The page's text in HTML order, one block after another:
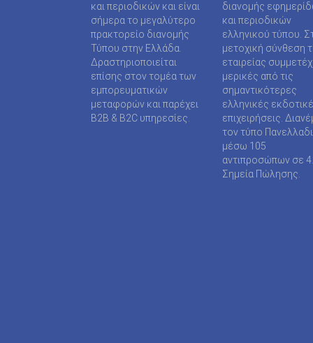
ΣΚΥΔΡΑ (Μ. ΑΛΕΞΑΝΔΡΟΥ (ΠΛ.
64)
ΣΤΕΦΑΝΟΒΙΚΕΙΟ (ΣΤΕΦΑΝΟΒΙΚΕΙΟ )
ΤΡΙΠΟΛΗ
ΧΑΛΚΙΔΑ (ΦΑΡΜΑΚΙΔΟΥ 10)
και περιοδικών και είναι
σήμερα το μεγαλύτερο
πρακτορείο διανομής
Τύπου στην Ελλάδα.
Δραστηριοποιείται
επίσης στον τομέα των
εμπορευματικών
μεταφορών και παρέχει
B2B & B2C υπηρεσίες.
διανομής
και περιοδικών
ελληνικού τύπου.
μετοχική σύνθεση
εταιρείας
μερικές από τις
σημαντικότερες
ελληνικές
επιχειρήσεις.
τον τύπο
μέσω 105
αντιπροσώπων σε
Σημεία Πώλησης.